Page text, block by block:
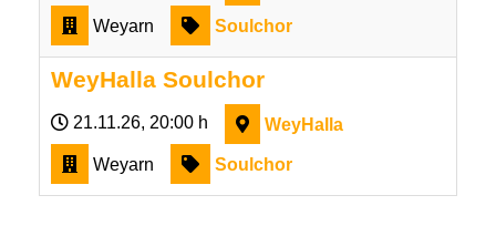
Weyarn Soulchor
WeyHalla Soulchor
21.11.26, 20:00 h WeyHalla
Weyarn Soulchor